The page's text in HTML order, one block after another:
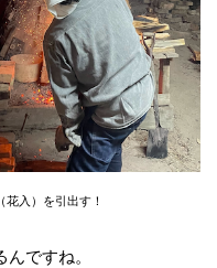
入）を引出す！
ですね。